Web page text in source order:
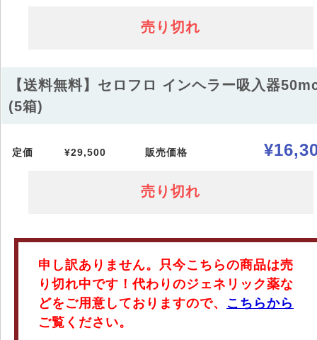
売り切れ
【送料無料】セロフロ インヘラー吸入器
(5箱)
定価 ¥29,500 販売価格
売り切れ
申し訳ありません。只今こちらの商品は売
り切れ中です！代わりのジェネリック薬な
どをご用意しておりますので、 こちらから
ご覧ください。